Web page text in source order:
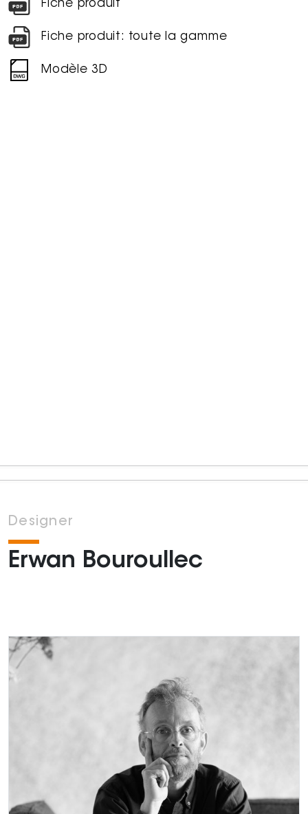
Fiche produit
Fiche produit: toute la gamme
Modèle 3D
Designer
Erwan Bouroullec